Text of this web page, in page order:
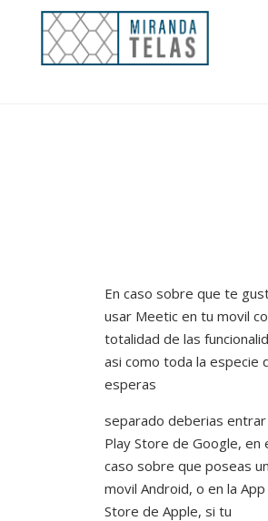
En caso sobre que te
usar Meetic en tu movil
totalidad de las
asi­ como toda la especie
esperas
separado deberias entrar
Play Store de Google, en
caso sobre que poseas un
movil Android, o en la App
Store de Apple, si tu